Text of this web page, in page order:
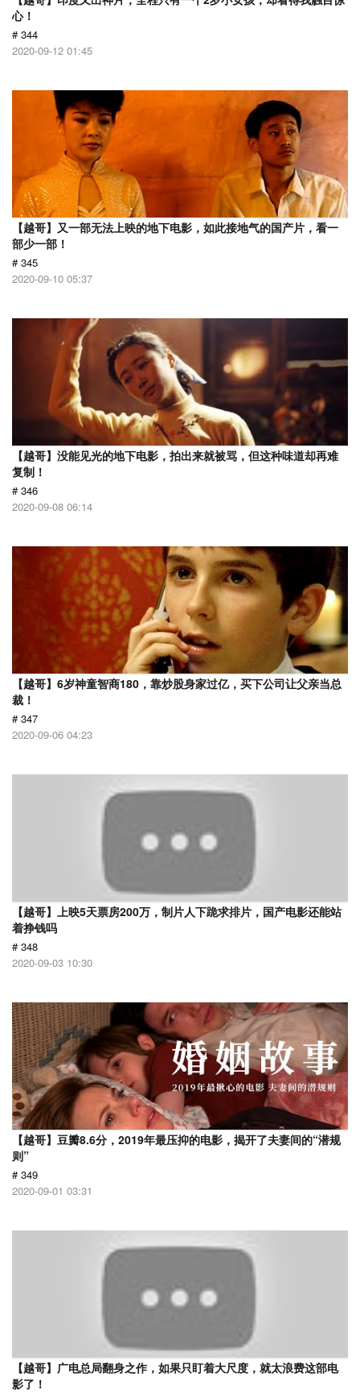
心！
# 344
2020-09-12 01:45
【越哥】又一部无法上映的地下电影，如此接地气的国产片，看一
部少一部！
# 345
2020-09-10 05:37
【越哥】没能见光的地下电影，拍出来就被骂，但这种味道却再难
复制！
# 346
2020-09-08 06:14
【越哥】6岁神童智商180，靠炒股身家过亿，买下公司让父亲当总
裁！
# 347
2020-09-06 04:23
【越哥】上映5天票房200万，制片人下跪求排片，国产电影还能站
着挣钱吗
# 348
2020-09-03 10:30
【越哥】豆瓣8.6分，2019年最压抑的电影，揭开了夫妻间的“潜规
则”
# 349
2020-09-01 03:31
【越哥】广电总局翻身之作，如果只盯着大尺度，就太浪费这部电
影了！